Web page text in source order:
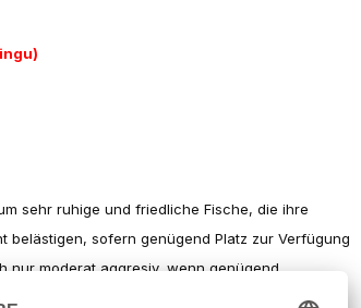
sehr ruhige und friedliche Fische, die ihre
belästigen, sofern genügend Platz zur Verfügung
nur moderat aggresiv, wenn genügend
Gegenüber anderen Welse auch nur